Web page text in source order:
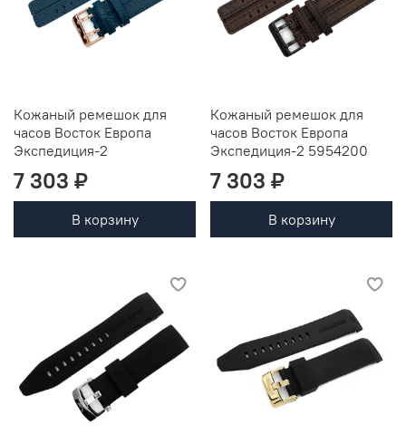
Кожаный ремешок для
часов Восток Европа
Экспедиция-2
7 303 ₽
В корзину
Кожаный ремешок для
часов Восток Европа
Экспедиция-2 5954200
7 303 ₽
В корзину